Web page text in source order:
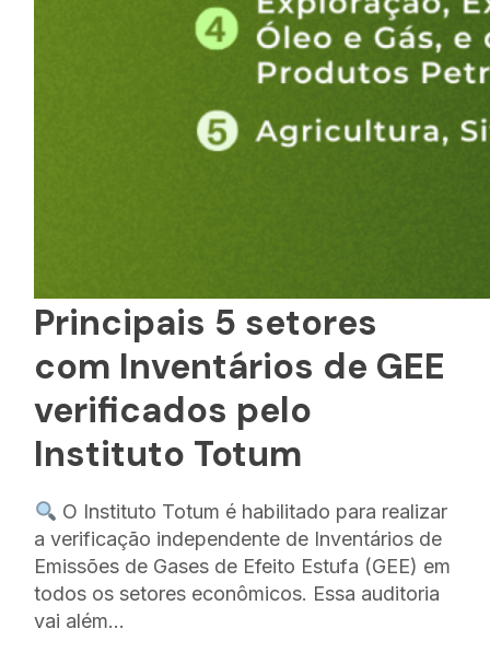
Principais 5 setores
com Inventários de GEE
verificados pelo
Instituto Totum
O Instituto Totum é habilitado para realizar
a verificação independente de Inventários de
Emissões de Gases de Efeito Estufa (GEE) em
todos os setores econômicos. Essa auditoria
vai além…